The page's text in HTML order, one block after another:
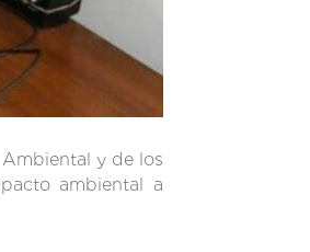
y de los
ambiental a